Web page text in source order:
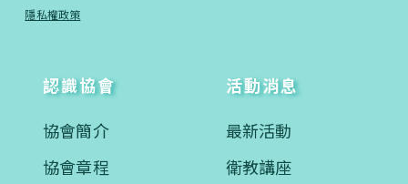
隱私權政策
認識協會
協會簡介
協會章程
活動消息
最新活動
衛教講座